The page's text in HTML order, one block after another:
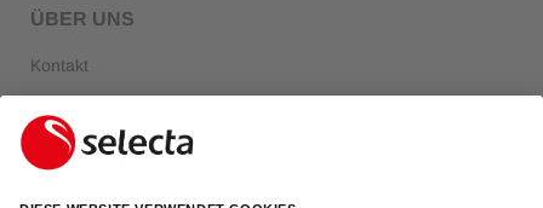
ÜBER UNS
Kontakt
FAQ